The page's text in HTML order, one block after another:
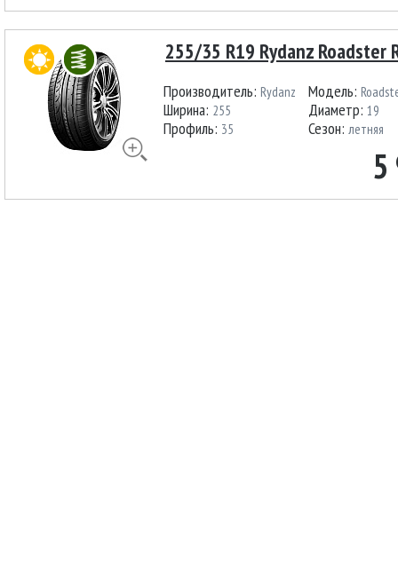
255/35 R19 Rydanz Roadster
Производитель: Rydanz
Ширина: 255
Профиль: 35
Модель:
Диаметр: 19
Сезон: летняя